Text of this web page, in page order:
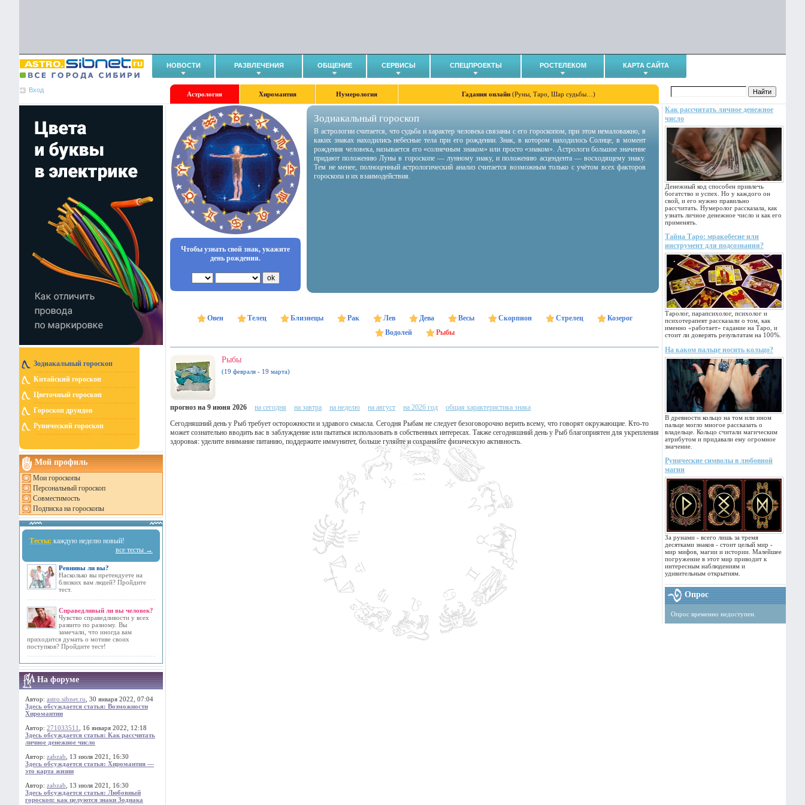
НОВОСТИ РАЗВЛЕЧЕНИЯ ОБЩЕНИЕ СЕРВИСЫ СПЕЦПРОЕКТЫ РОСТЕЛЕКОМ КАРТА САЙТА
Вход
Астрология Хиромантия Нумерология Гадания онлайн (Руны, Таро, Шар судьбы…)
Зодиакальный гороскоп
Китайский гороскоп
Цветочный гороскоп
Гороскоп друидов
Рунический гороскоп
Мой профиль
Мои гороскопы
Персональный гороскоп
Совместимость
Подписка на гороскопы
Тесты: каждую неделю новый!
все тесты →
Ревнивы ли вы?
Насколько вы претендуете на
близких вам людей? Пройдите
тест.
Справедливый ли вы человек?
Чувство справедливости у всех
развито по разному. Вы
замечали, что иногда вам
приходится думать о мотиве своих
поступков? Пройдите тест!
На форуме
Автор: astro.sibnet.ru , 30 января 2022, 07:04
Здесь обсуждается статья: Возможности
Хиромантии
Автор: 271033511
, 16 января 2022, 12:18
Здесь обсуждается статья: Как рассчитать
личное денежное число
Автор: zabzab , 13 июля 2021, 16:30
Здесь обсуждается статья: Хиромантия —
это карта жизни
Автор: zabzab , 13 июля 2021, 16:30
Здесь обсуждается статья: Любовный
гороскоп: как целуются знаки Зодиака
Как рассчитать личное денежное
число
Денежный код способен привлечь
богатство и успех. Но у каждого он
свой, и его нужно правильно
рассчитать. Нумеролог рассказала, как
узнать личное денежное число и как его
применять.
Тайна Таро: мракобесие или
инструмент для подсознания?
Таролог, парапсихолог, психолог и
психотерапевт рассказали о том, как
именно «работает» гадание на Таро, и
стоит ли доверять результатам на 100%.
На каком пальце носить кольцо?
В древности кольцо на том или ином
пальце могло многое рассказать о
владельце. Кольцо считали магическим
атрибутом и придавали ему огромное
значение.
Рунические символы в любовной
магии
За рунами - всего лишь за тремя
десятками знаков - стоит целый мир -
мир мифов, магии и истории. Малейшее
погружение в этот мир приводит к
интересным наблюдениям и
удивительным открытиям.
Опрос
Опрос временно недоступен.
Чтобы узнать свой знак, укажите
день рождения.
Зодиакальный гороскоп
В астрологии считается, что судьба и характер человека связаны с его гороскопом, при этом немаловажно, в
каких знаках находились небесные тела при его рождении. Знак, в котором находилось Солнце, в момент
рождения человека, называется его «солнечным знаком» или просто «знаком». Астрологи большое значение
придают положению Луны в гороскопе — лунному знаку, и положению асцендента — восходящему знаку.
Тем не менее, полноценный астрологический анализ считается возможным только с учётом всех факторов
гороскопа и их взаимодействия.
Овен Телец Близнецы Рак Лев Дева Весы Скорпион Стрелец
Козерог
Водолей
Рыбы
Рыбы
(19 февраля - 19 марта)
прогноз на 9 июня 2026 на сегодня на завтра на неделю на август на 2026 год
общая характеристика знака
Сегодняшний день у Рыб требует осторожности и здравого смысла. Сегодня Рыбам не следует безоговорочно верить всему, что говорят окружающие. Кто-то
может сознательно вводить вас в заблуждение или пытаться использовать в собственных интересах. Также сегодняшний день у Рыб благоприятен для укрепления
здоровья: уделите внимание питанию, поддержите иммунитет, больше гуляйте и сохраняйте физическую активность.